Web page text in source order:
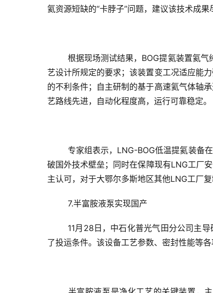
氦资源短缺的“卡脖子”问题，建议该技术成果
根据现场测试结果，BOG提氦装置氦
艺设计所规定的要求；该装置变工况适应能
的不利条件；自主研制的基于高速氦气体轴
艺路线先进，自动化程度高，运行可靠稳定。
专家组表示，LNG-BOG低温提氦装备
破国外技术壁垒；同时在保障现有LNG工厂
主认可，对于大鄂尔多斯地区其他LNG工厂
7.半富胺液泵实现国产
11月28日，中石化普光气田分公司主
了投运条件。该设备工艺参数、密封性能等